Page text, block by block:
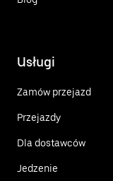
Usługi
Zamów przejazd
Przejazdy
Dla dostawców
Jedzenie